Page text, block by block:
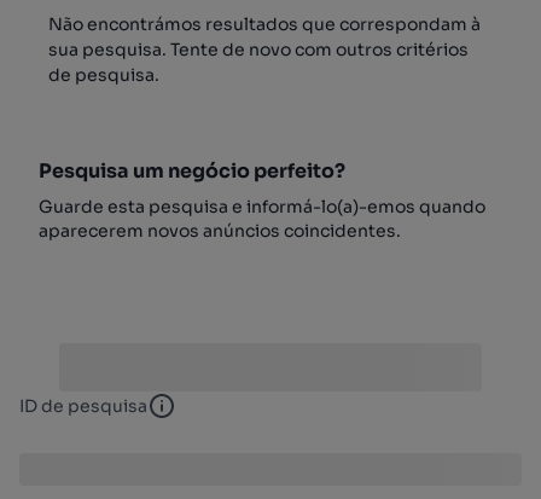
Não encontrámos resultados que correspondam à
sua pesquisa. Tente de novo com outros critérios
de pesquisa.
Pesquisa um negócio perfeito?
Guarde esta pesquisa e informá-lo(a)-emos quando
aparecerem novos anúncios coincidentes.
ID de pesquisa ID de pesquisa